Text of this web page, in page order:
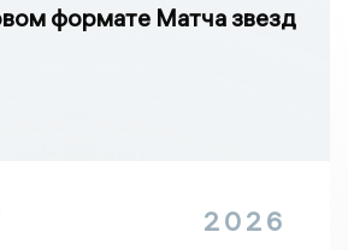
формате Матча звезд
2026